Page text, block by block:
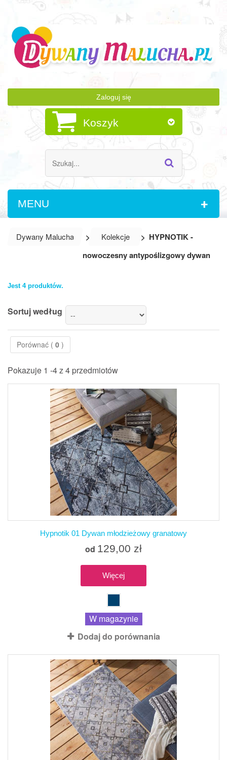
Zaloguj się
Koszyk
MENU
Dywany Malucha > Kolekcje > HYPNOTIK -
nowoczesny antypoślizgowy dywan
Jest 4 produktów.
Sortuj według
Porównać ( 0 )
Pokazuje 1 -4 z 4 przedmiotów
Hypnotik 01 Dywan młodzieżowy granatowy
od 129,00 zł
Więcej
W magazynie
Dodaj do porównania